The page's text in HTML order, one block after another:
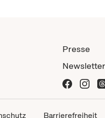
Presse
Newsletter
Barrierefreiheit